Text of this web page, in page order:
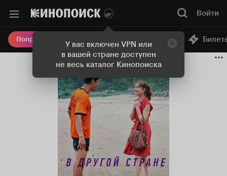
У вас включен VPN или
в вашей стране доступен
не весь каталог Кинопоиска
Войти
Попробовать Плюс Онлайн-кинотеатр